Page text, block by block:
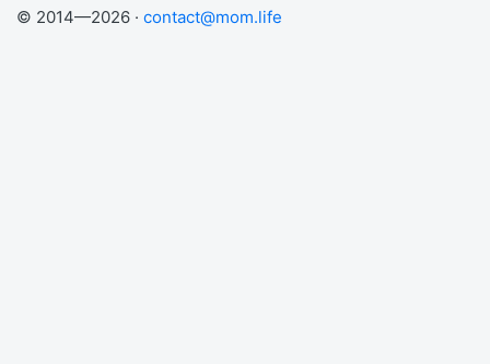
© 2014—2026 · contact@mom.life